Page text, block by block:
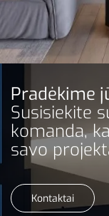
Pradėkime
Susisiekite
komanda,
savo
Kontaktai